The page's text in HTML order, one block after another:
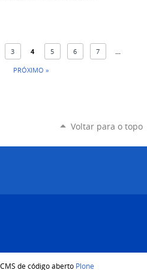
3 4 5 6 7
PRÓXIMO »
Voltar para o topo
de código aberto Plone